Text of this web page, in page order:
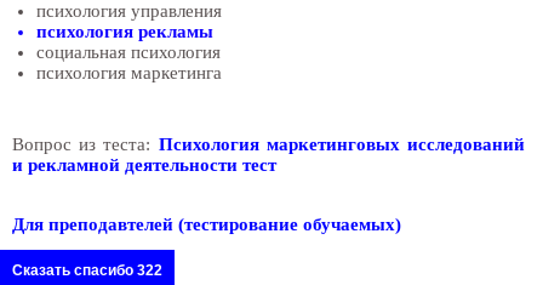
психология управления
психология рекламы
социальная психология
психология маркетинга
Вопрос из теста: Психология маркетинговых исследований
и рекламной деятельности тест
Для преподавтелей (тестирование обучаемых)
Сказать спасибо 322